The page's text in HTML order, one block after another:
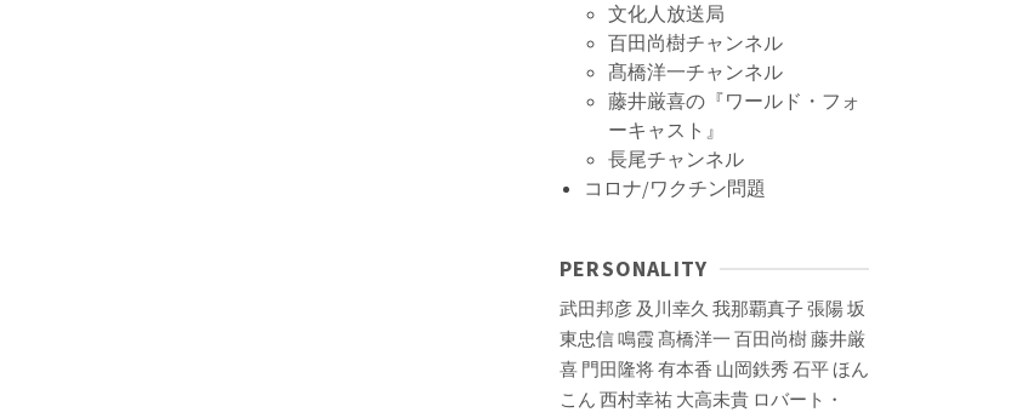
文化人放送局
百田尚樹チャンネル
髙橋洋一チャンネル
藤井厳喜の『ワールド・フォ
ーキャスト』
長尾チャンネル
コロナ/ワクチン問題
PERSONALITY
武田邦彦 及川幸久 我那覇真子張陽坂
東忠信鳴霞 髙橋洋一 百田尚樹藤井厳
喜 門田隆将有本香 山岡鉄秀 石平 ほん
こん 西村幸祐 大高未貴 ロバート・